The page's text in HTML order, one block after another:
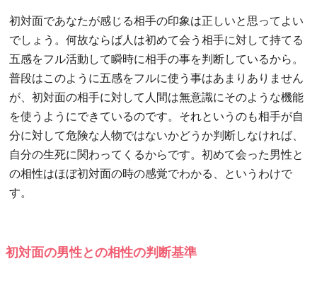
初対面であなたが感じる相手の印象は正しいと思ってよい
でしょう。何故ならば人は初めて会う相手に対して持てる
五感をフル活動して瞬時に相手の事を判断しているから。
普段はこのように五感をフルに使う事はあまりありません
が、初対面の相手に対して人間は無意識にそのような機能
を使うようにできているのです。それというのも相手が自
分に対して危険な人物ではないかどうか判断しなければ、
自分の生死に関わってくるからです。初めて会った男性と
の相性はほぼ初対面の時の感覚でわかる、というわけで
す。
初対面の男性との相性の判断基準